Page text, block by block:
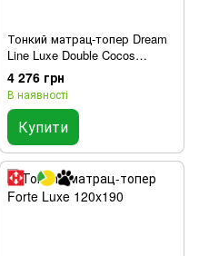
Тонкий матрац-топер Dream
Line Luxe Double Cocos
120х190 см
4 276 грн
В наявності
Купити